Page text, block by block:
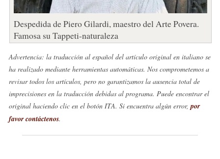
Despedida de Piero Gilardi, maestro del Arte Povera.
Famosa su Tappeti-naturaleza
Advertencia: la traducción al español del artículo original en italiano se
ha realizado mediante herramientas automáticas. Nos comprometemos a
revisar todos los artículos, pero no garantizamos la ausencia total de
imprecisiones en la traducción debidas al programa. Puede encontrar el
original haciendo clic en el botón ITA. Si encuentra algún error, por
favor contáctenos.